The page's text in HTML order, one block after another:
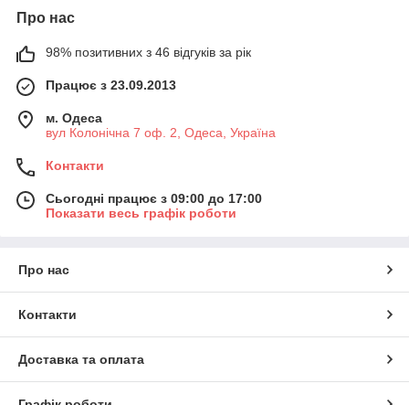
Про нас
98% позитивних з 46 відгуків за рік
Працює з 23.09.2013
м. Одеса
вул Колонічна 7 оф. 2, Одеса, Україна
Контакти
Сьогодні працює з 09:00 до 17:00
Показати весь графік роботи
Про нас
Контакти
Доставка та оплата